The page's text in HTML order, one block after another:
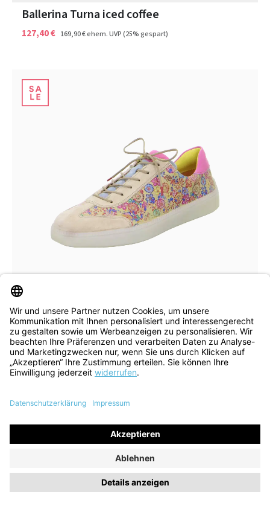
Ballerina Turna iced coffee
127,40 € 169,90 €ehem. UVP(25% gespart)
In vielen Größen verfügbar
Schnürschuh Turna iced coffee kombi
152,90 € 179,90 €ehem. UVP(15% gespart)